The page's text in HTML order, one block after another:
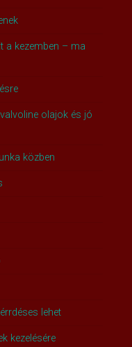
a kezemben – ma
olajok és jó
közben
lehet
kezelésére